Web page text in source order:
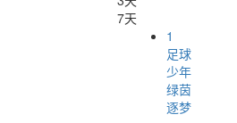
7天
1
足球
少年
绿茵
逐梦